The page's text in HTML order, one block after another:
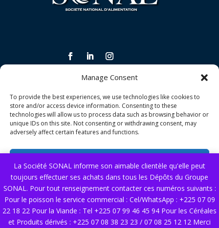
Manage Consent
To provide the best experiences, we use technologies like cookies to
store and/or access device information. Consenting to these
technologies will allow us to process data such as browsing behavior or
unique IDs on this site. Not consenting or withdrawing consent, may
adversely affect certain features and functions.
Deny
View preferences
Cookie Policy Politique de confidentialité
La Société SONAL informe son aimable clientèle qu'elle peut
toujours effectuer ses achats dans tous les Dépôts du Groupe
SONAL. Pour tout renseignement contacter ces numéros suivants :
Pour le poisson le service commercial : Cel/WhatsApp : +225 07 09
22 18 22 Pour la Viande : Tel +225 07 99 46 45 94 Pour les Céréales
et Produits dérivés : +225 07 08 38 23 23 / 07 08 25 12 12 Merci
Politique de confidentialité
Politique de qualité
Conditions générales de vente
NOS SERVICES
© copyright 2025 SONAL. Tous droits réservés.